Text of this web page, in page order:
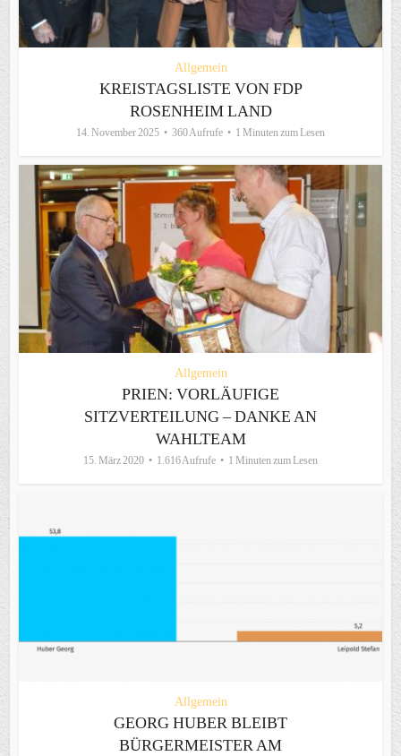
Allgemein
KREISTAGSLISTE VON FDP
ROSENHEIM LAND
14. November 2025 360 Aufrufe 1 Minuten zum Lesen
Allgemein
PRIEN: VORLÄUFIGE
SITZVERTEILUNG – DANKE AN
WAHLTEAM
15. März 2020 1.616 Aufrufe 1 Minuten zum Lesen
Allgemein
GEORG HUBER BLEIBT
BÜRGERMEISTER AM